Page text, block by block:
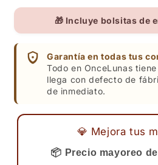
🎁 Incluye bolsitas de
Garantía en todas tus
Todo en OnceLunas
llega con defecto de
de inmediato.
💎 Mejora tus
📦 Precio mayoreo